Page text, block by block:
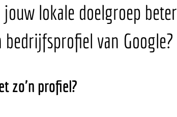
lokale doelgroep beter
van Google?
zo'n profiel?